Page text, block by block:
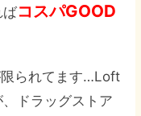
ばコスパGOOD
られてます…Loft
ドラッグストア